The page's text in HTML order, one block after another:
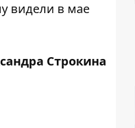
видели в мае
Строкина